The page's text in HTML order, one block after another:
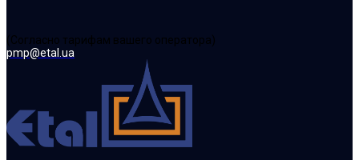
(Cогласно тарифам вашего оператора)
pmp@etal.ua